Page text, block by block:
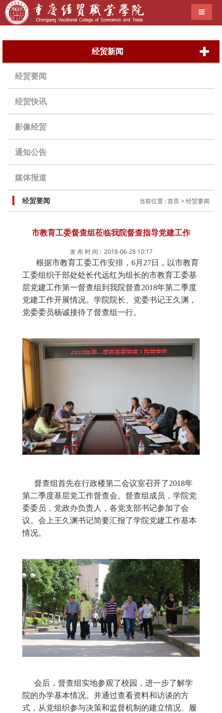
导航切
经贸新闻
经贸要闻
市教育工委督查组莅临我院督查指导党建工作
工委组织干部处处长代远红为组长的市教育工委基
党建工作开展情况。学院院长、党委书记王久渊，
督查组首先在行政楼第二会议室召开了2018年
第二季度基层党工作督查会。督查组成员，学院党
委委员，党政办负责人，各党支部书记参加了会
议。会上王久渊书记简要汇报了学院党建工作基本
情况。
院的办学基本情况。并通过查看资料和访谈的方
式，从党组织参与决策和监督机制的建立情况、履
行党建和思政工作责任制情况、党组织和保障机制
建设情况、统一战线工作落实情况等方面对学院的
党建工作进行检查。